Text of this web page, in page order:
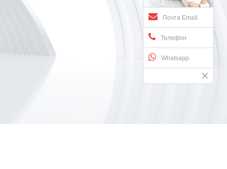
Почта Email
Телефон
Whatsapp